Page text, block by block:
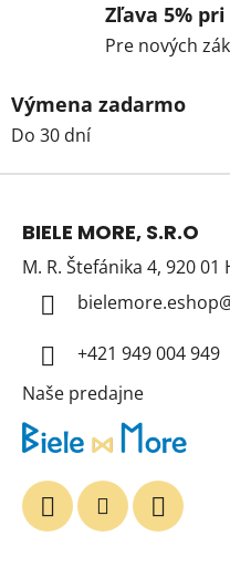
Zľava 5%
Pre nových
Výmena zadarmo
Do 30 dní
Z
BIELE MORE, S.R.O
M. R. Štefánika 4, 920 01
bielemore.eshop
+421 949 004 949
Naše predajne